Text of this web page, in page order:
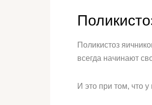
Поликистоз
всегда начинают
И это при том, что